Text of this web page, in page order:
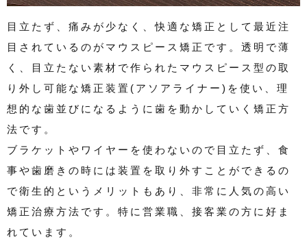
目立たず、痛みが少なく、快適な矯正として最近注
目されているのがマウスピース矯正です。透明で薄
く、目立たない素材で作られたマウスピース型の取
り外し可能な矯正装置(アソアライナー)を使い、理
想的な歯並びになるように歯を動かしていく矯正方
法です。
ブラケットやワイヤーを使わないので目立たず、食
事や歯磨きの時には装置を取り外すことができるの
で衛生的というメリットもあり、非常に人気の高い
矯正治療方法です。特に営業職、接客業の方に好ま
れています。